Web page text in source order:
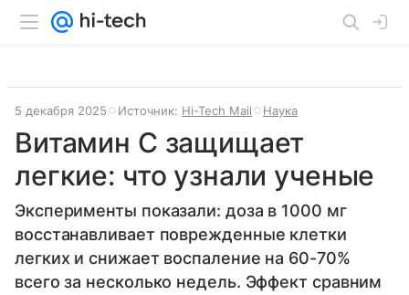
5 декабря 2025 Источник: Hi-Tech Mail Наука
Витамин C защищает
легкие: что узнали ученые
Эксперименты показали: доза в 1000 мг
восстанавливает поврежденные клетки
легких и снижает воспаление на 60-70%
всего за несколько недель. Эффект сравним